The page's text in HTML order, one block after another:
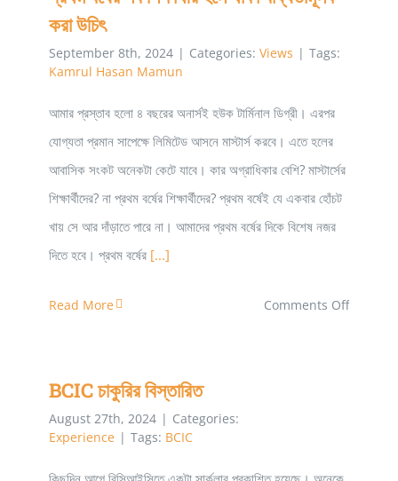
করা উচিৎ
September 8th, 2024 | Categories: Views | Tags:
Kamrul Hasan Mamun
আমার প্রস্তাব হলো ৪ বছরের অনার্সই হউক টার্মিনাল ডিগ্রী। এরপর
যোগ্যতা প্রমান সাপেক্ষে লিমিটেড আসনে মাস্টার্স করবে। এতে হলের
আবাসিক সংকট অনেকটা কেটে যাবে। কার অগ্রাধিকার বেশি? মাস্টার্সের
শিক্ষার্থীদের? না প্রথম বর্ষের শিক্ষার্থীদের? প্রথম বর্ষেই যে একবার হোঁচট
খায় সে আর দাঁড়াতে পারে না। আমাদের প্রথম বর্ষের দিকে বিশেষ নজর
দিতে হবে। প্রথম বর্ষের [...]
Read More Comments Offon
BCIC চাকুরির বিস্তারিত
August 27th, 2024 | Categories:
Experience | Tags: BCIC